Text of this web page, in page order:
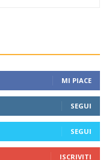
MI PIACE
SEGUI
SEGUI
ISCRIVITI